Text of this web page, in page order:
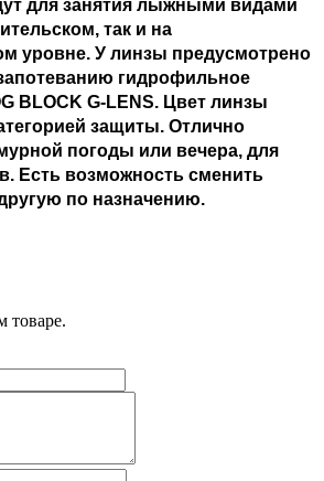
для занятия лыжными видами
так и на
уровне. У линзы предусмотрено
гидрофильное
BLOCK G-LENS. Цвет линзы
защиты. Отлично
погоды или вечера, для
Есть возможность сменить
по назначению.
товаре.